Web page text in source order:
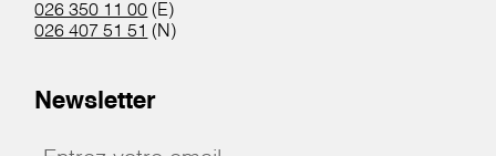
026 350 11 00 (E)
026 407 51 51 (N)
Newsletter